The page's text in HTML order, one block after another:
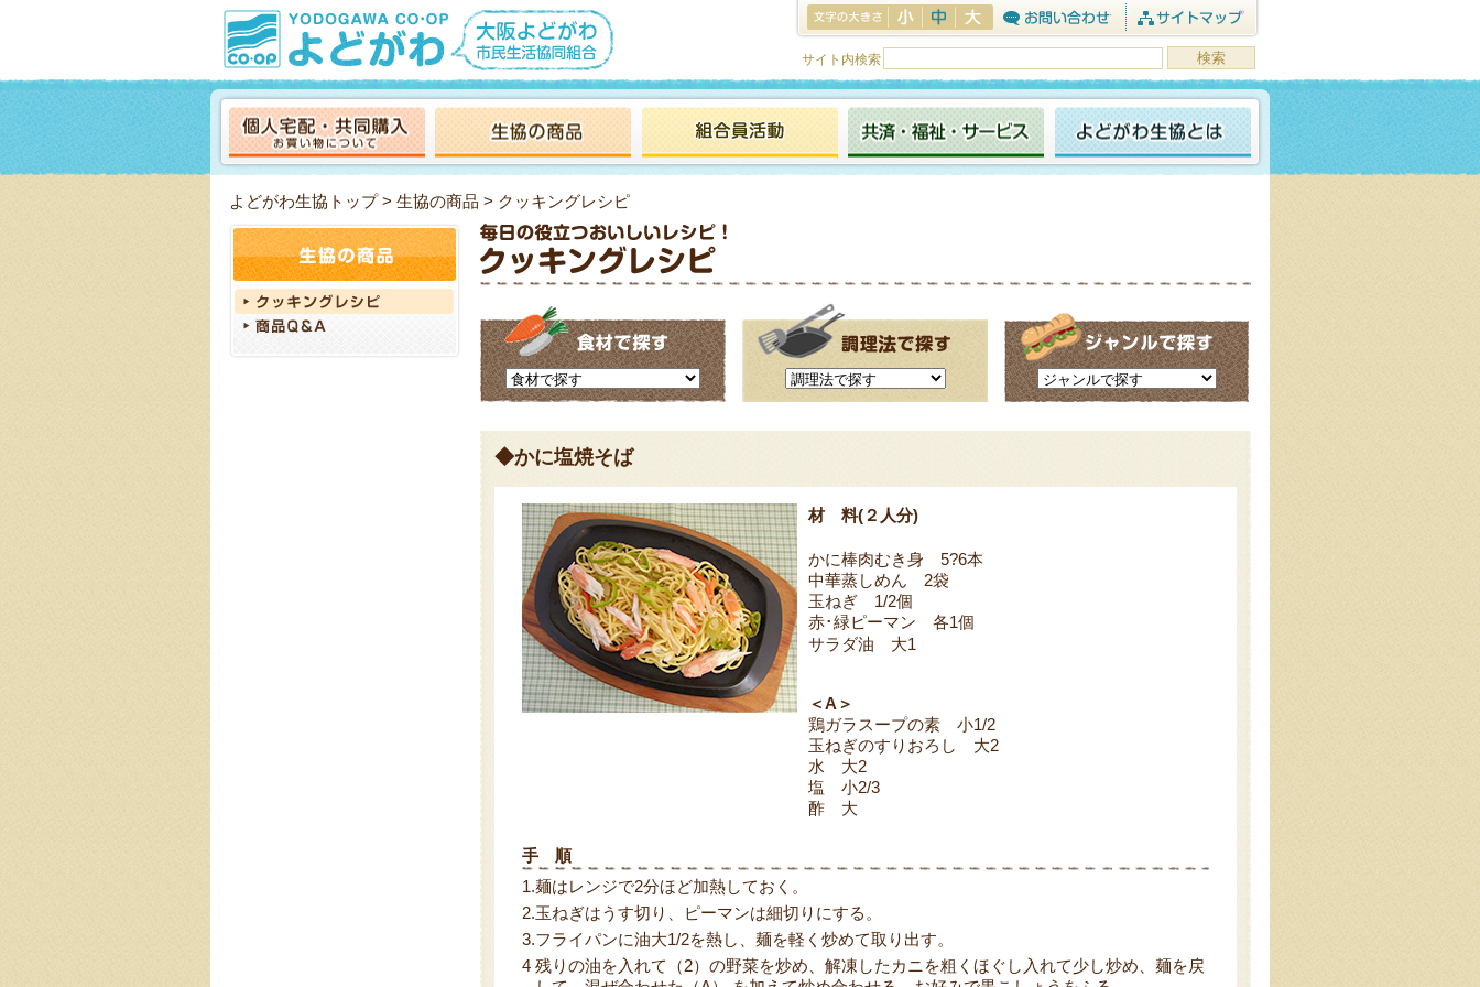
サイト内検索
よどがわ生協トップ> 生協の商品 > クッキングレシピ
◆かに塩焼そば
材 料(２人分)
かに棒肉むき身 5?6本
中華蒸しめん 2袋
玉ねぎ 1/2個
赤･緑ピーマン 各1個
サラダ油 大1
＜A＞
鶏ガラスープの素 小1/2
玉ねぎのすりおろし 大2
水 大2
塩 小2/3
酢 大
手 順
1.麺はレンジで2分ほど加熱しておく。
2.玉ねぎはうす切り、ピーマンは細切りにする。
3.フライパンに油大1/2を熱し、麺を軽く炒めて取り出す。
4 残りの油を入れて（2）の野菜を炒め、解凍したカニを粗くほぐし入れて少し炒め、麺を戻